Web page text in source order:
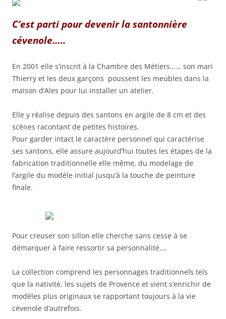
C’est parti pour devenir la santonnière
cévenole…..
En 2001 elle s’inscrit à la Chambre des Métiers…… son mari
Thierry et les deux garçons poussent les meubles dans la
maison d’Ales pour lui installer un atelier.
Elle y réalise depuis des santons en argile de 8 cm et des
scènes racontant de petites histoires.
Pour garder intact le caractère personnel qui caractérise
ses santons, elle assure aujourd’hui toutes les étapes de la
fabrication traditionnelle elle même, du modelage de
l’argile du modèle initial jusqu’à la touche de peinture
finale.
Pour creuser son sillon elle cherche sans cesse à se
démarquer à faire ressortir sa personnalité….
La collection comprend les personnages traditionnels tels
que la nativité, les sujets de Provence et vient s’enrichir de
modèles plus originaux se rapportant toujours à la vie
cévenole d’autrefois.